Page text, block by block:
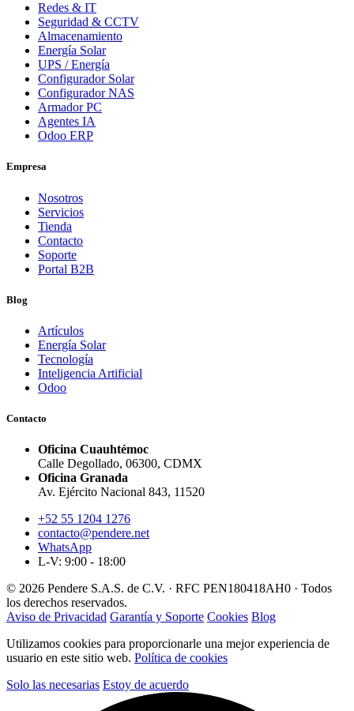
Redes & IT
Seguridad & CCTV
Almacenamiento
Energía Solar
UPS / Energía
Configurador Solar
Configurador NAS
Armador PC
Agentes IA
Odoo ERP
Empresa
Nosotros
Servicios
Tienda
Contacto
Soporte
Portal B2B
Blog
Artículos
Energía Solar
Tecnología
Inteligencia Artificial
Odoo
Contacto
Oficina Cuauhtémoc
Calle Degollado, 06300, CDMX
Oficina Granada
Av. Ejército Nacional 843, 11520
+52 55 1204 1276
contacto@pendere.net
WhatsApp
L-V: 9:00 - 18:00
© 2026 Pendere S.A.S. de C.V. · RFC PEN180418AH0 · Todos
los derechos reservados.
Aviso de Privacidad Garantía y Soporte Cookies Blog
Utilizamos cookies para proporcionarle una mejor experiencia de
usuario en este sitio web. Política de cookies
Solo las necesarias Estoy de acuerdo